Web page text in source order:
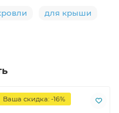
для крыши
Ваша скидка: -16%